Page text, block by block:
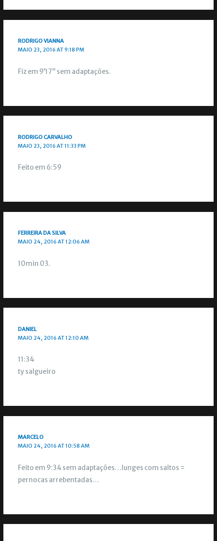
RODRIGO VIANNA
MAIO 23, 2016 AT 9:18 PM
Fiz em 9’17” sem adaptações.
RODRIGO CARVALHO
MAIO 23, 2016 AT 11:33 PM
Feito em 6:59
FERREIRA DA SILVA
MAIO 24, 2016 AT 12:06 AM
10min 03.
DANIEL
MAIO 24, 2016 AT 12:10 AM
11:34
ty salgueiro
MARCELO
MAIO 24, 2016 AT 10:58 AM
Feito em 9:34 sem adaptações…lunges com saltos =
pernocas arrebentadas…